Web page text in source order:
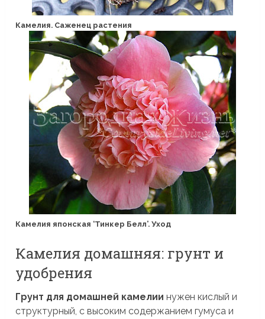
Камелия. Саженец растения
Камелия японская ‘Тинкер Белл’. Уход
Камелия домашняя: грунт и
удобрения
Грунт для домашней камелии нужен кислый и
структурный, с высоким содержанием гумуса и